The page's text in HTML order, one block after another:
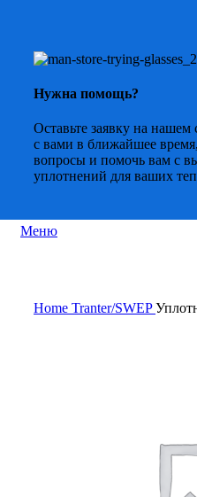
Нужна помощь?
Оставьте заявку на
с вами в ближайшее
вопросы и помочь вам с
уплотнений для ваших
Меню
Home Tranter/SWEP